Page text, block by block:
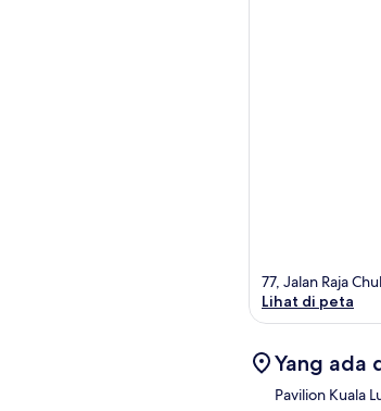
77, Jalan Raja
Lihat di peta
Yang ada
Pavilion Kuala